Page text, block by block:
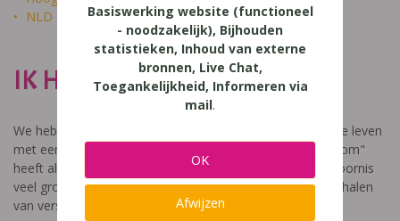
NLD
IK HEET NIET DOM
We hebben een video gemaakt die toont hoe het is om te leven
met een leerstoornis. De film met als titel: "Ik heet niet dom"
heeft als doel aan te tonen dat de impact van een leerstoornis
veel groter is dan enkel wat je ziet in de klas. Je hoort verhalen
van verschillende leerlingen en ouders.
Basiswerking website (functioneel
- noodzakelijk), Bijhouden
statistieken, Inhoud van externe
bronnen, Live Chat,
Toegankelijkheid, Informeren via
mail.
OK
Afwijzen